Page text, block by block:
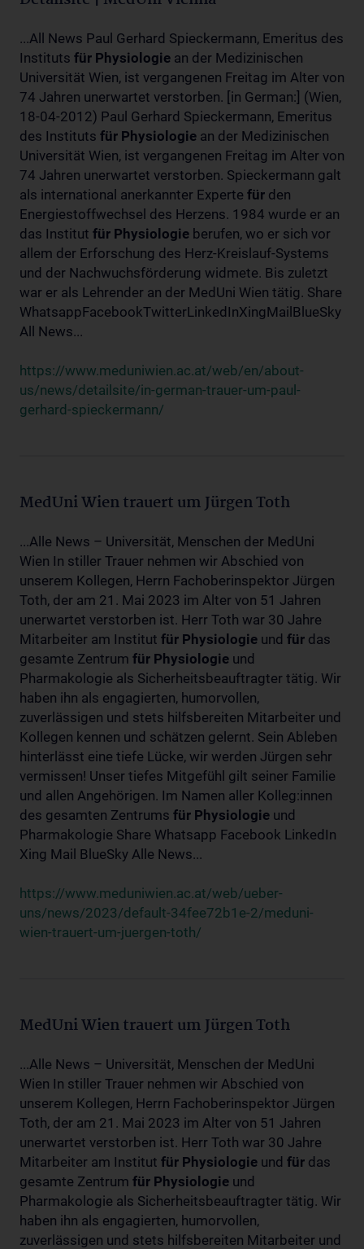
...All News Paul Gerhard Spieckermann, Emeritus des
Instituts für Physiologie an der Medizinischen
Universität Wien, ist vergangenen Freitag im Alter von
74 Jahren unerwartet verstorben. [in German:] (Wien,
18-04-2012) Paul Gerhard Spieckermann, Emeritus
des Instituts für Physiologie an der Medizinischen
Universität Wien, ist vergangenen Freitag im Alter von
74 Jahren unerwartet verstorben. Spieckermann galt
als international anerkannter Experte für den
Energiestoffwechsel des Herzens. 1984 wurde er an
das Institut für Physiologie berufen, wo er sich vor
allem der Erforschung des Herz-Kreislauf-Systems
und der Nachwuchsförderung widmete. Bis zuletzt
war er als Lehrender an der MedUni Wien tätig. Share
WhatsappFacebookTwitterLinkedInXingMailBlueSky
All News...
https://www.meduniwien.ac.at/web/en/about-
us/news/detailsite/in-german-trauer-um-paul-
gerhard-spieckermann/
MedUni Wien trauert um Jürgen Toth
...Alle News – Universität, Menschen der MedUni
Wien In stiller Trauer nehmen wir Abschied von
unserem Kollegen, Herrn Fachoberinspektor Jürgen
Toth, der am 21. Mai 2023 im Alter von 51 Jahren
unerwartet verstorben ist. Herr Toth war 30 Jahre
Mitarbeiter am Institut für Physiologie und für das
gesamte Zentrum für Physiologie und
Pharmakologie als Sicherheitsbeauftragter tätig. Wir
haben ihn als engagierten, humorvollen,
zuverlässigen und stets hilfsbereiten Mitarbeiter und
Kollegen kennen und schätzen gelernt. Sein Ableben
hinterlässt eine tiefe Lücke, wir werden Jürgen sehr
vermissen! Unser tiefes Mitgefühl gilt seiner Familie
und allen Angehörigen. Im Namen aller Kolleg:innen
des gesamten Zentrums für Physiologie und
Pharmakologie Share Whatsapp Facebook LinkedIn
Xing Mail BlueSky Alle News...
https://www.meduniwien.ac.at/web/ueber-
uns/news/2023/default-34fee72b1e-2/meduni-
wien-trauert-um-juergen-toth/
MedUni Wien trauert um Jürgen Toth
...Alle News – Universität, Menschen der MedUni
Wien In stiller Trauer nehmen wir Abschied von
unserem Kollegen, Herrn Fachoberinspektor Jürgen
Toth, der am 21. Mai 2023 im Alter von 51 Jahren
unerwartet verstorben ist. Herr Toth war 30 Jahre
Mitarbeiter am Institut für Physiologie und für das
gesamte Zentrum für Physiologie und
Pharmakologie als Sicherheitsbeauftragter tätig. Wir
haben ihn als engagierten, humorvollen,
zuverlässigen und stets hilfsbereiten Mitarbeiter und